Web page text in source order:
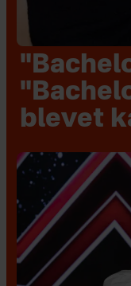
blevet